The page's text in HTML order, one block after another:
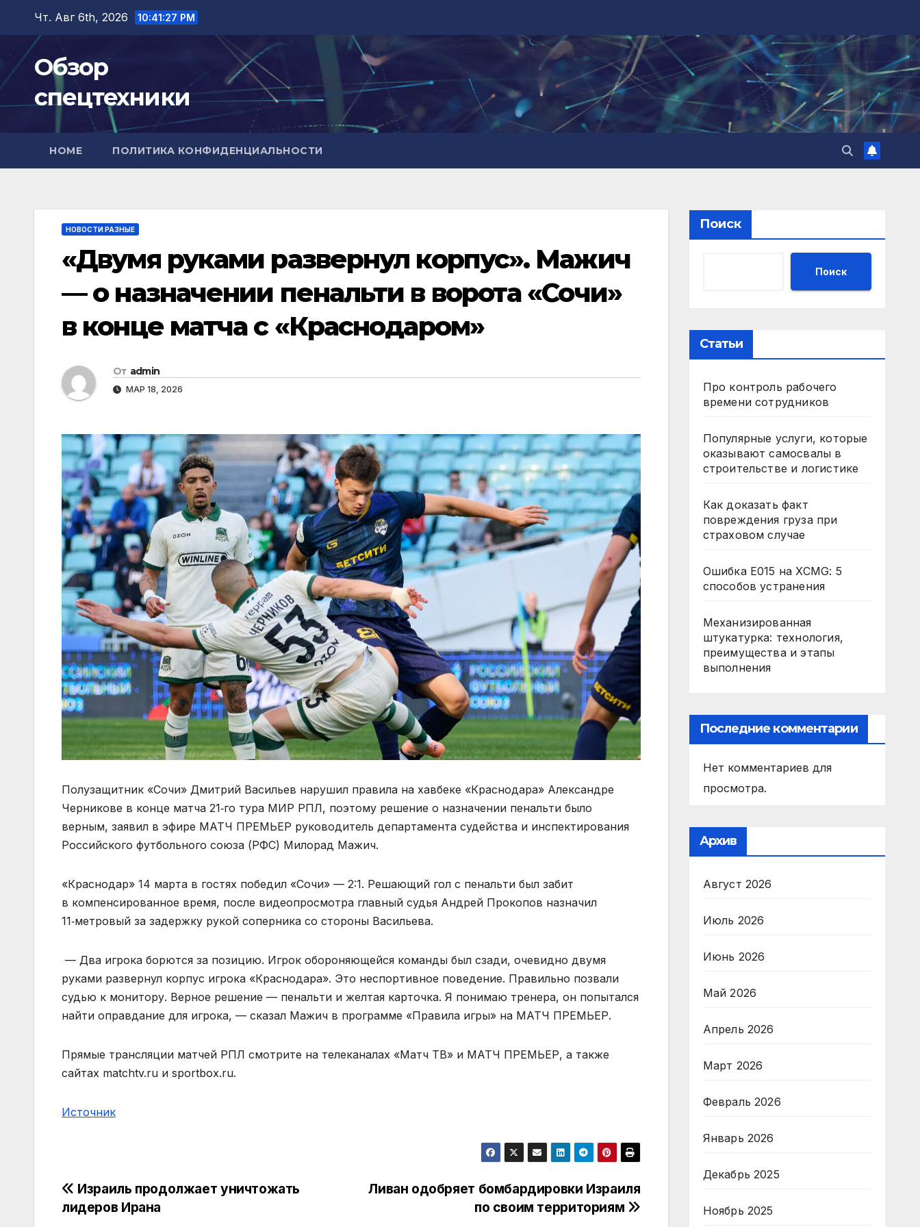
Перейти
содержимому
Чт. Авг 6th, 2026 10:41:29 PM
Обзор
спецтехники
HOME ПОЛИТИКА КОНФИДЕНЦИАЛЬНОСТИ
НОВОСТИ РАЗНЫЕ
«Двумя руками развернул корпус». Мажич
— о назначении пенальти в ворота «Сочи»
в конце матча с «Краснодаром»
От admin
МАР 18, 2026
Полузащитник «Сочи» Дмитрий Васильев нарушил правила на хавбеке «Краснодара» Александре
Черникове в конце матча 21‑го тура МИР РПЛ, поэтому решение о назначении пенальти было
верным, заявил в эфире МАТЧ ПРЕМЬЕР руководитель департамента судейства и инспектирования
Российского футбольного союза (РФС) Милорад Мажич.
«Краснодар» 14 марта в гостях победил «Сочи» — 2:1. Решающий гол с пенальти был забит
в компенсированное время, после видеопросмотра главный судья Андрей Прокопов назначил
11‑метровый за задержку рукой соперника со стороны Васильева.
— Два игрока борются за позицию. Игрок обороняющейся команды был сзади, очевидно двумя
руками развернул корпус игрока «Краснодара». Это неспортивное поведение. Правильно позвали
судью к монитору. Верное решение — пенальти и желтая карточка. Я понимаю тренера, он попытался
найти оправдание для игрока, — сказал Мажич в программе «Правила игры» на МАТЧ ПРЕМЬЕР.
Прямые трансляции матчей РПЛ смотрите на телеканалах «Матч ТВ» и МАТЧ ПРЕМЬЕР, а также
сайтах matchtv.ru и sportbox.ru.
Источник
Навигация
Ливан одобряет бомбардировки Израиля
по своим территориям
Израиль продолжает уничтожать
лидеров Ирана
Поиск
Поиск
Статьи
Про контроль рабочего
времени сотрудников
Популярные услуги, которые
оказывают самосвалы в
строительстве и логистике
Как доказать факт
повреждения груза при
страховом случае
Ошибка E015 на XCMG: 5
способов устранения
Механизированная
штукатурка: технология,
преимущества и этапы
выполнения
Последние комментарии
Нет комментариев для
просмотра.
Архив
Август 2026
Июль 2026
Июнь 2026
Май 2026
Апрель 2026
Март 2026
Февраль 2026
Январь 2026
Декабрь 2025
Ноябрь 2025